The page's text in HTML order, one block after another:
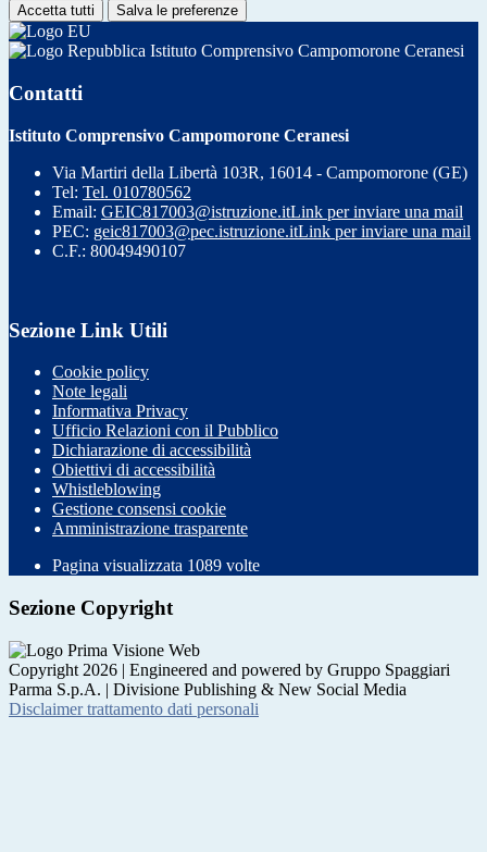
Accetta tutti Salva le preferenze
Istituto Comprensivo Campomorone Ceranesi
Contatti
Istituto Comprensivo Campomorone Ceranesi
Via Martiri della Libertà 103R, 16014 - Campomorone (GE)
Tel: Tel. 010780562
Email: GEIC817003@istruzione.itLink per inviare una mail
PEC: geic817003@pec.istruzione.itLink per inviare una mail
C.F.: 80049490107
Sezione Link Utili
Cookie policy
Note legali
Informativa Privacy
Ufficio Relazioni con il Pubblico
Dichiarazione di accessibilità
Obiettivi di accessibilità
Whistleblowing
Gestione consensi cookie
Amministrazione trasparente
Pagina visualizzata 1089 volte
Sezione Copyright
Copyright 2026 | Engineered and powered by Gruppo Spaggiari
Parma S.p.A. | Divisione Publishing & New Social Media
Disclaimer trattamento dati personali